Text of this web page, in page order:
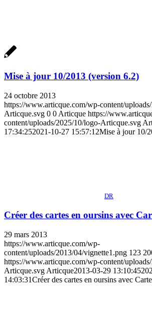
Mise à jour 10/2013 (version 6.2)
24 octobre 2013
https://www.articque.com/wp-content/
Articque.svg 0 0 Articque https://
content/uploads/2025/10/logo-Articque.svg
17:34:252021-10-27 15:57:12Mise à jour 10/
DR
Créer des cartes en oursins avec
29 mars 2013
https://www.articque.com/wp-
content/uploads/2013/04/vignette1.png 123
https://www.articque.com/wp-content/
Articque.svg Articque2013-03-29 13:10:45
14:03:31Créer des cartes en oursins avec